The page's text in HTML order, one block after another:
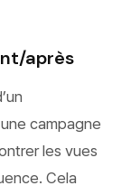
après
campagne
les vues
Cela